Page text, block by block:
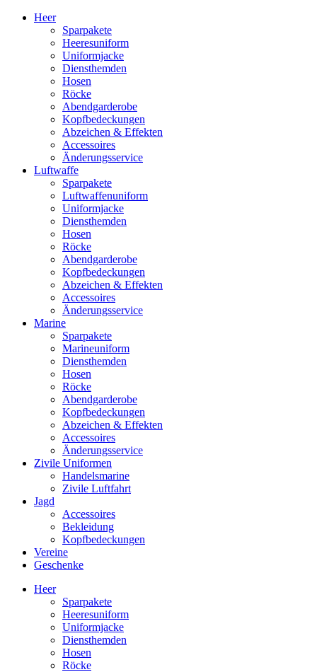
Heer
Sparpakete
Heeresuniform
Uniformjacke
Diensthemden
Hosen
Röcke
Abendgarderobe
Kopfbedeckungen
Abzeichen & Effekten
Accessoires
Änderungsservice
Luftwaffe
Sparpakete
Luftwaffenuniform
Uniformjacke
Diensthemden
Hosen
Röcke
Abendgarderobe
Kopfbedeckungen
Abzeichen & Effekten
Accessoires
Änderungsservice
Marine
Sparpakete
Marineuniform
Diensthemden
Hosen
Röcke
Abendgarderobe
Kopfbedeckungen
Abzeichen & Effekten
Accessoires
Änderungsservice
Zivile Uniformen
Handelsmarine
Zivile Luftfahrt
Jagd
Accessoires
Bekleidung
Kopfbedeckungen
Vereine
Geschenke
Heer
Sparpakete
Heeresuniform
Uniformjacke
Diensthemden
Hosen
Röcke